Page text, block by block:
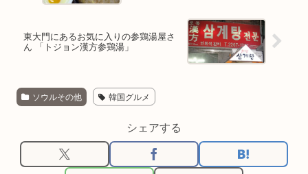
東大門にあるお気に入りの参鶏湯屋さ
ん 「トジョン漢方参鶏湯」
ソウルその他 韓国グルメ
シェアする